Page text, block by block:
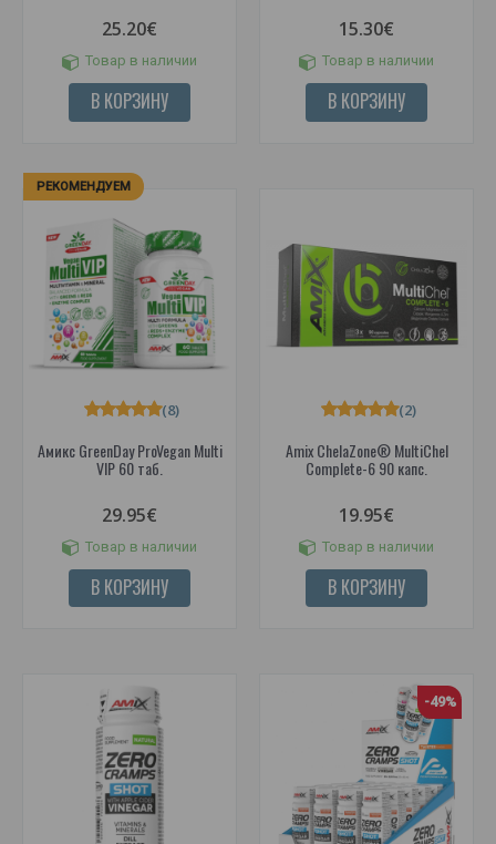
25.20€
Товар в наличии
В КОРЗИНУ
15.30€
Товар в наличии
В КОРЗИНУ
РЕКОМЕНДУЕМ
Амикс GreenDay ProVegan Multi
VIP 60 таб.
(8)
29.95€
Товар в наличии
В КОРЗИНУ
Amix ChelaZone® MultiChel
Complete-6 90 капс.
(2)
19.95€
Товар в наличии
В КОРЗИНУ
-49%